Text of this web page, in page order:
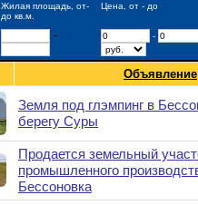
Жилая площадь, от-
до кв.м.
Цена, от - до
- -
Объявление
Земля под глэмпинг в
берегу Суры
Продается земельный
промышленного
Бессоновка